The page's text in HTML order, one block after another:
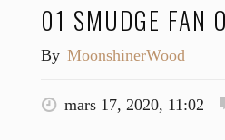
01 SMUDGE FAN
By MoonshinerWood
mars 17, 2020, 11:02